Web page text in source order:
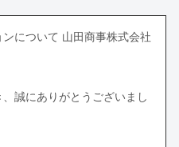
について 山田商事株式会社
誠にありがとうございまし